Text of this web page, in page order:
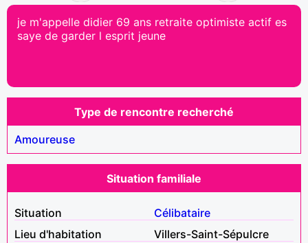
je m'appelle didier 69 ans retraite optimiste actif es
saye de garder l esprit jeune
Type de rencontre recherché
Amoureuse
Situation familiale
Situation
Célibataire
Lieu d'habitation
Villers-Saint-Sépulcre